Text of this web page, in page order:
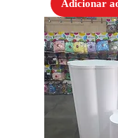
Adicionar